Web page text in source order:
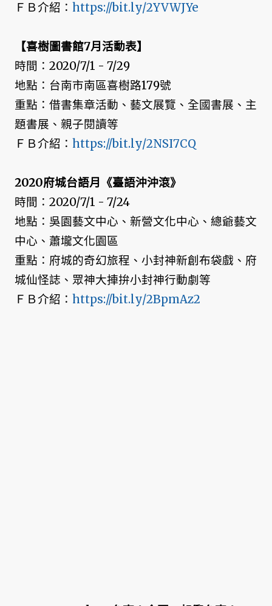
ＦＢ介紹： https://bit.ly/2YVWJYe
【喜樹圖書館7月活動表】
時間：2020/7/1 - 7/29
地點：台南市南區喜樹路179號
重點：借書集章活動、藝文展覽、全國書展、主
題書展、親子閱讀等
ＦＢ介紹： https://bit.ly/2NSI7CQ
2020府城台語月《臺語沖沖滾》
時間：2020/7/1 - 7/24
地點：吳園藝文中心、新營文化中心、總爺藝文
中心、蕭壠文化園區
重點：府城的奇幻旅程、小封神新創布袋戲、府
城仙怪誌、眾神大捙拚小封神行動劇等
ＦＢ介紹： https://bit.ly/2BpmAz2